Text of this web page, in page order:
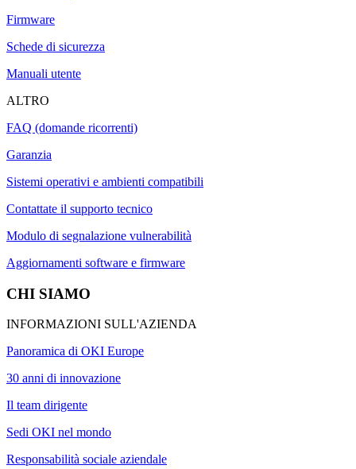
Firmware
Schede di sicurezza
Manuali utente
ALTRO
FAQ (domande ricorrenti)
Garanzia
Sistemi operativi e ambienti compatibili
Contattate il supporto tecnico
Modulo di segnalazione vulnerabilità
Aggiornamenti software e firmware
CHI SIAMO
INFORMAZIONI SULL'AZIENDA
Panoramica di OKI Europe
30 anni di innovazione
Il team dirigente
Sedi OKI nel mondo
Responsabilità sociale aziendale